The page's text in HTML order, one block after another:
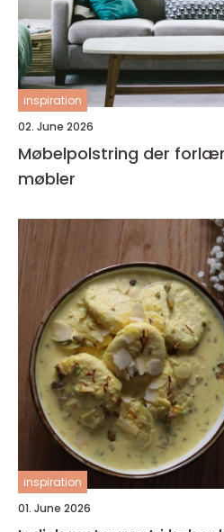
inspiration
02. June 2026
Møbelpolstring der
møbler
inspiration
01. June 2026